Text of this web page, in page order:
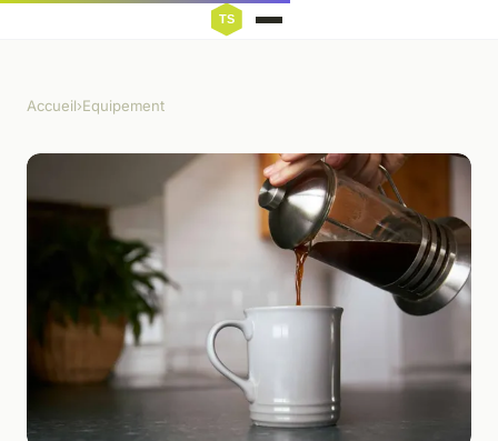
Accueil›Equipement